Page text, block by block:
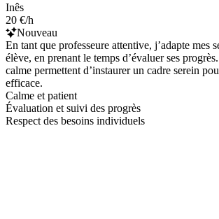
Inês
20 €/h
Nouveau
En tant que professeure attentive, j’adapte mes
élève, en prenant le temps d’évaluer ses
calme permettent d’instaurer un cadre serein
efficace.
Calme et patient
Évaluation et suivi des progrès
Respect des besoins individuels